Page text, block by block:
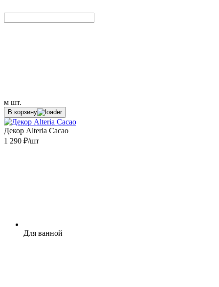
м шт.
В корзину
Декор Alteria Cacao
1 290 ₽/шт
Для ванной